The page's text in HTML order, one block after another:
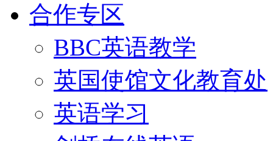
合作专区
BBC英语教学
英国使馆文化教育处
英语学习